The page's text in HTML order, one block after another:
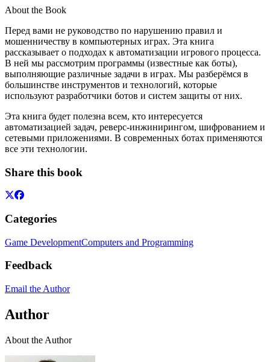
About the Book
Перед вами не руководство по нарушению правил и
мошенничеству в компьютерных играх. Эта книга
рассказывает о подходах к автоматизации игрового процесса.
В ней мы рассмотрим программы (известные как боты),
выполняющие различные задачи в играх. Мы разберёмся в
большинстве инструментов и технологий, которые
используют разработчики ботов и систем защиты от них.
Эта книга будет полезна всем, кто интересуется
автоматизацией задач, реверс-инжинирингом, шифрованием и
сетевыми приложениями. В современных ботах применяются
все эти технологии.
Share this book
Categories
Game DevelopmentComputers and Programming
Feedback
Email the Author
Author
About the Author